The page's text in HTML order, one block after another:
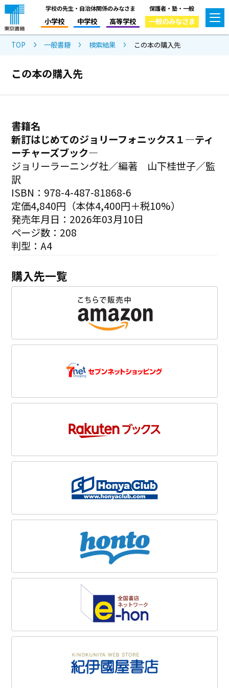
学校の先生・自治体関係のみなさま
小学校 中学校 高等学校
保護者・塾・一般
一般のみなさま
TOP 一般書籍 検索結果 この本の購入先
この本の購入先
書籍名
新訂はじめてのジョリーフォニックス１―ティ
ーチャーズブック―
ジョリーラーニング社／編著 山下桂世子／監
訳
ISBN：978-4-487-81868-6
定価4,840円（本体4,400円＋税10%）
発売年月日：2026年03月10日
ページ数：208
判型：A4
購入先一覧